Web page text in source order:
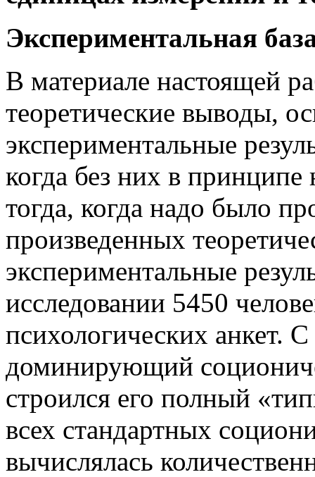
Экспериментальная
В материале настоящей
теоретические выводы,
экспериментальные
когда без них в
тогда, когда надо было
произведенных
экспериментальные
исследовании 5450
психологических анкет.
доминирующий
строился его полный
всех стандартных
вычислялась